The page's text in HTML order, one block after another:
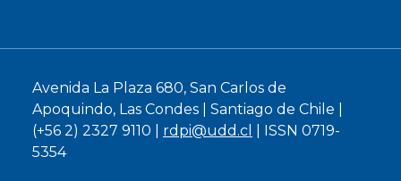
Avenida La Plaza 680, San Carlos de
Apoquindo, Las Condes | Santiago de Chile |
(+56 2) 2327 9110 | rdpi@udd.cl
| ISSN 0719-
5354